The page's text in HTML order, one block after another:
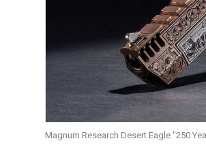
Magnum Research Desert Eagle "250